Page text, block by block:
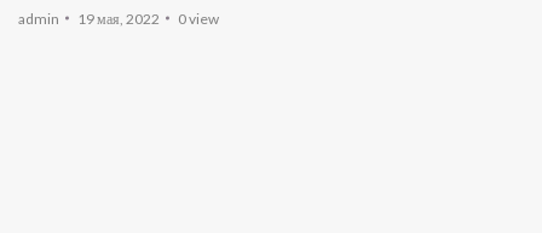
admin 19 мая, 2022 0view